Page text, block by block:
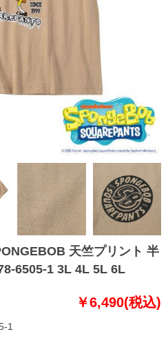
天竺プリント 半
6505-1 3L 4L 5L 6L
￥6,490(税込)
1